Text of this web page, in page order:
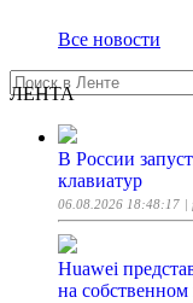
Все новости
ЛЕНТА
В России
клавиатур
06.08.2026 18:48:17
Huawei
на